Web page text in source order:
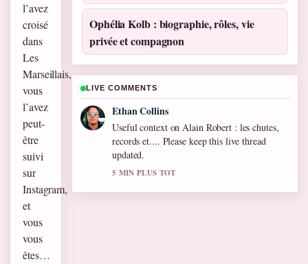
l’avez
croisé
dans
Les
Marseillais,
vous
l’avez
peut-
être
suivi
sur
Instagram,
et
vous
vous
êtes…
Ophélia Kolb : biographie, rôles, vie
privée et compagnon
LIVE COMMENTS
Ethan Collins
Useful context on Alain Robert : les chutes,
records et.... Please keep this live thread
updated.
5 MIN PLUS TOT